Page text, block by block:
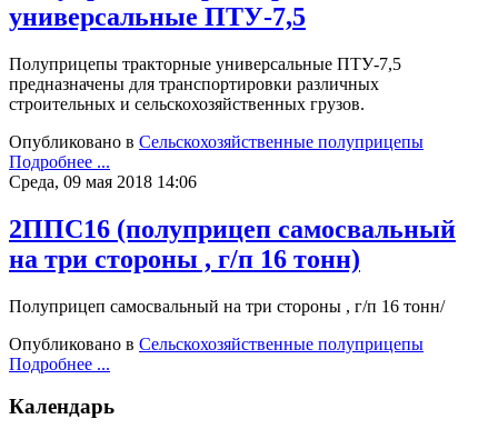
универсальные ПТУ-7,5
Полуприцепы тракторные универсальные ПТУ-7,5
предназначены для транспортировки различных
строительных и сельскохозяйственных грузов.
Опубликовано в Сельскохозяйственные полуприцепы
Подробнее ...
Среда, 09 мая 2018 14:06
2ППС16 (полуприцеп самосвальный
на три стороны , г/п 16 тонн)
Полуприцеп самосвальный на три стороны , г/п 16 тонн/
Опубликовано в Сельскохозяйственные полуприцепы
Подробнее ...
Календарь